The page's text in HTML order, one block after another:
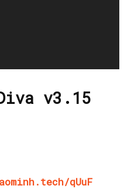
v3.15
qUuF